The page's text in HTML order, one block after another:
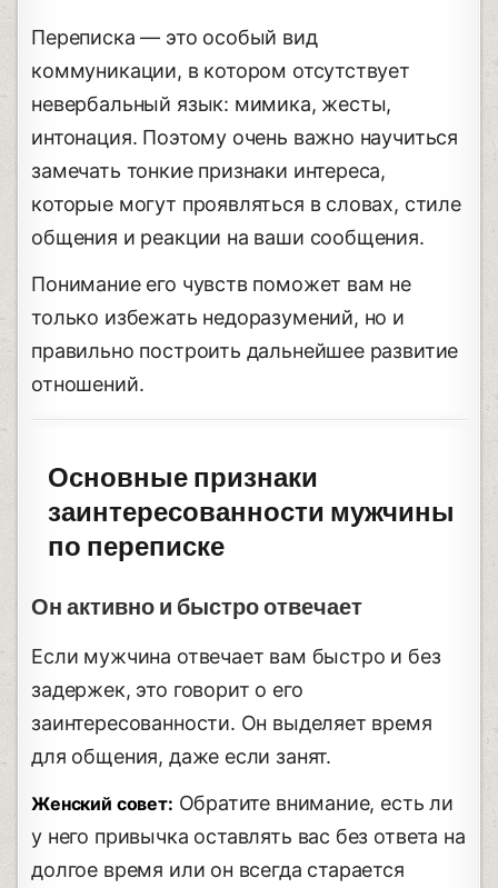
Переписка — это особый вид
коммуникации, в котором отсутствует
невербальный язык: мимика, жесты,
интонация. Поэтому очень важно научиться
замечать тонкие признаки интереса,
которые могут проявляться в словах, стиле
общения и реакции на ваши сообщения.
Понимание его чувств поможет вам не
только избежать недоразумений, но и
правильно построить дальнейшее развитие
отношений.
Основные признаки
заинтересованности мужчины
по переписке
Он активно и быстро отвечает
Если мужчина отвечает вам быстро и без
задержек, это говорит о его
заинтересованности. Он выделяет время
для общения, даже если занят.
Женский совет: Обратите внимание, есть ли
у него привычка оставлять вас без ответа на
долгое время или он всегда старается